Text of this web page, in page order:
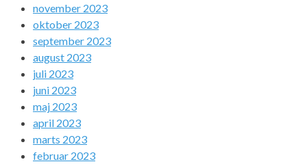
november 2023
oktober 2023
september 2023
august 2023
juli 2023
juni 2023
maj 2023
april 2023
marts 2023
februar 2023